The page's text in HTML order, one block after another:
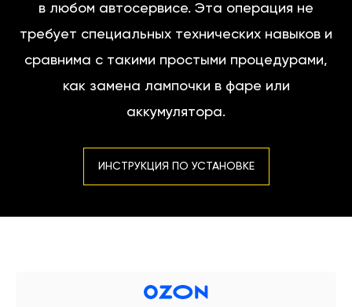
в любом автосервисе. Эта операция не
требует специальных технических навыков и
сравнима с такими простыми процедурами,
как замена лампочки в фаре или
аккумулятора.
ИНСТРУКЦИЯ ПО УСТАНОВКЕ